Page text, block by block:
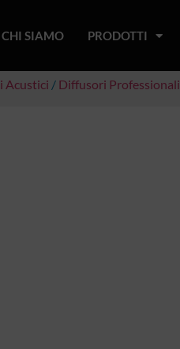
CHI SIAMO PRODOTTI
Acustici / Diffusori Professionali